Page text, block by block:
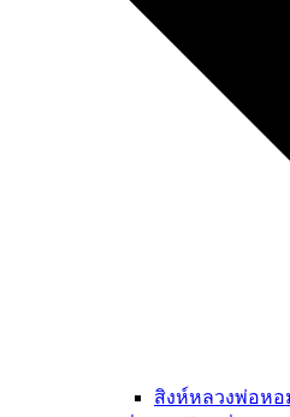
สิงห์หลวงพ่อหอ